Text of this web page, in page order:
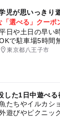
児が思いっきり
「選べる」クーポ
日や土日の早い
で駐車場5時間
東京都八王子市
した1日中遊べ
たちやイルカシ
遊びやピクニッ